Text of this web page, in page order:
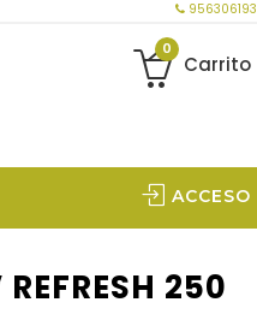
956306193
0
Carrito
ACCESO
250